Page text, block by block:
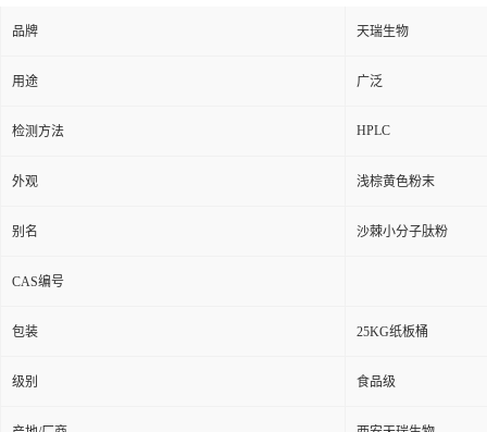
品牌 天瑞生物
用途 广泛
检测方法 HPLC
外观 浅棕黄色粉末
别名 沙棘小分子肽粉
CAS编号
包装 25KG纸板桶
级别 食品级